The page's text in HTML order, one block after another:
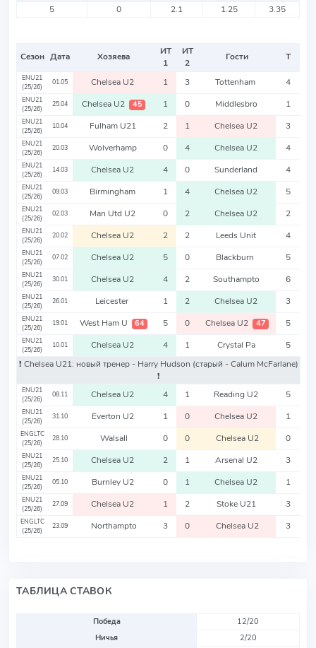
5
0 2.1 1.25 3.35
Сезон Дата Хозяева
ИТ
1
ИТ
2
Гости Т
ENU21
(25/26)
01.05 Chelsea U2 1 3 Tottenham 4
ENU21
(25/26)
25.04 Chelsea U2 45 1 0 Middlesbro 1
ENU21
(25/26)
10.04 Fulham U21 2 1 Chelsea U2 3
ENU21
(25/26)
20.03 Wolverhamp 0 4 Chelsea U2 4
ENU21
(25/26)
14.03 Chelsea U2 4 0 Sunderland 4
ENU21
(25/26)
09.03 Birmingham 1 4 Chelsea U2 5
ENU21
(25/26)
02.03 Man Utd U2 0 2 Chelsea U2 2
ENU21
(25/26)
20.02 Chelsea U2 2 2 Leeds Unit 4
ENU21
(25/26)
07.02 Chelsea U2 5 0 Blackburn 5
ENU21
(25/26)
30.01 Chelsea U2 4 2 Southampto 6
ENU21
(25/26)
26.01 Leicester 1 2 Chelsea U2 3
ENU21
(25/26)
19.01 West Ham U 64 5 0 Chelsea U2 47 5
ENU21
(25/26)
10.01 Chelsea U2 4 1 Crystal Pa
5
❗️ Chelsea U21: новый тренер - Harry Hudson (старый - Calum McFarlane)
❗️
ENU21
(25/26)
08.11 Chelsea U2 4 1 Reading U2 5
ENU21
(25/26)
31.10 Everton U2 1 0 Chelsea U2 1
ENGLTC
(25/26)
28.10 Walsall 0 0 Chelsea U2 0
ENU21
(25/26)
25.10 Chelsea U2 2 1 Arsenal U2 3
ENU21
(25/26)
05.10 Burnley U2 0 1 Chelsea U2 1
ENU21
(25/26)
27.09 Chelsea U2 1 2 Stoke U21 3
ENGLTC
(25/26)
23.09 Northampto 3 0 Chelsea U2 3
ТАБЛИЦА СТАВОК
Победа
12/20
Ничья
2/20